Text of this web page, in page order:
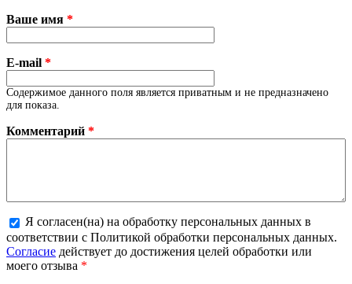
Ваше имя *
E-mail *
Содержимое данного поля является приватным и не предназначено
для показа.
Комментарий *
Более подробная информация о текстовых форматах
Я согласен(на) на обработку персональных данных в
соответствии с Политикой обработки персональных данных.
Согласие действует до достижения целей обработки или
моего отзыва *